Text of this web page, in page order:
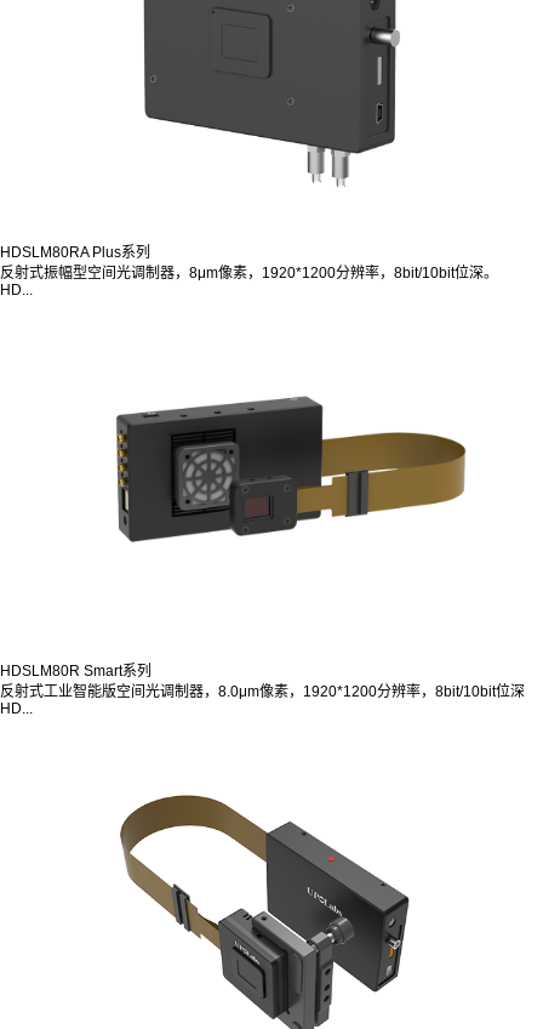
HDSLM80RA Plus系列
反射式振幅型空间光调制器，8μm像素，1920*1200分辨率，8bit/10bit位深。
HD...
HDSLM80R Smart系列
反射式工业智能版空间光调制器，8.0μm像素，1920*1200分辨率，8bit/10bit位深
HD...